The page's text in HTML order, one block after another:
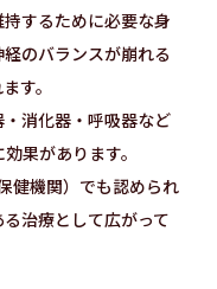
するために必要な身
のバランスが崩れる
す。
消化器・呼吸器など
果があります。
健機関）でも認められ
治療として広がって